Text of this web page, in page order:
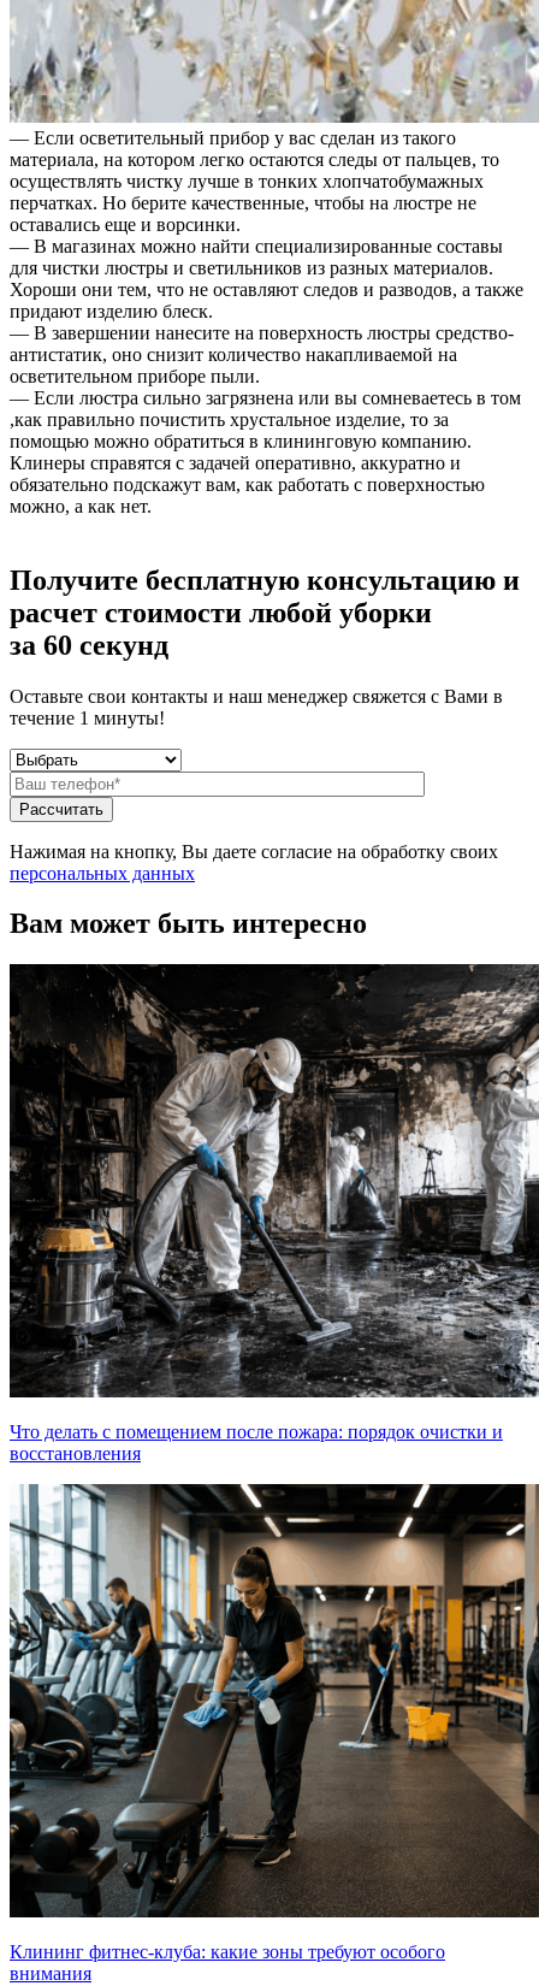
— Если осветительный прибор у вас сделан из такого
материала, на котором легко остаются следы от пальцев, то
осуществлять чистку лучше в тонких хлопчатобумажных
перчатках. Но берите качественные, чтобы на люстре не
оставались еще и ворсинки.
— В магазинах можно найти специализированные составы
для чистки люстры и светильников из разных материалов.
Хороши они тем, что не оставляют следов и разводов, а также
придают изделию блеск.
— В завершении нанесите на поверхность люстры средство-
антистатик, оно снизит количество накапливаемой на
осветительном приборе пыли.
— Если люстра сильно загрязнена или вы сомневаетесь в том
,как правильно почистить хрустальное изделие, то за
помощью можно обратиться в клининговую компанию.
Клинеры справятся с задачей оперативно, аккуратно и
обязательно подскажут вам, как работать с поверхностью
можно, а как нет.
Получите бесплатную консультацию и
расчет стоимости любой уборки
за 60 секунд
Оставьте свои контакты и наш менеджер свяжется с Вами в
течение 1 минуты!
Нажимая на кнопку, Вы даете согласие на обработку своих
персональных данных
Вам может быть интересно
Что делать с помещением после пожара: порядок очистки и
восстановления
Клининг фитнес-клуба: какие зоны требуют особого
внимания